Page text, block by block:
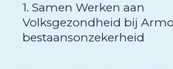
1. Samen Werken aan
Volksgezondheid bij
bestaansonzekerheid